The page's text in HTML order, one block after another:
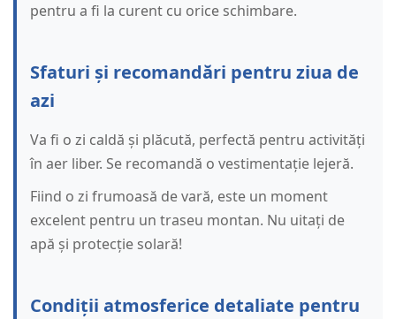
pentru a fi la curent cu orice schimbare.
Sfaturi și recomandări pentru ziua de
azi
Va fi o zi caldă și plăcută, perfectă pentru activități
în aer liber. Se recomandă o vestimentație lejeră.
Fiind o zi frumoasă de vară, este un moment
excelent pentru un traseu montan. Nu uitați de
apă și protecție solară!
Condiții atmosferice detaliate pentru